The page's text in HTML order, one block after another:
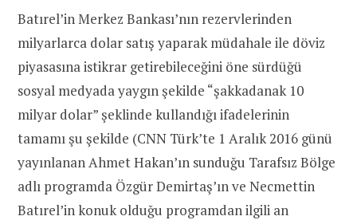
Batırel’in Merkez Bankası’nın rezervlerinden
milyarlarca dolar satış yaparak müdahale ile döviz
piyasasına istikrar getirebileceğini öne sürdüğü
sosyal medyada yaygın şekilde “şakkadanak 10
milyar dolar” şeklinde kullandığı ifadelerinin
tamamı şu şekilde (CNN Türk’te 1 Aralık 2016 günü
yayınlanan Ahmet Hakan’ın sunduğu Tarafsız Bölge
adlı programda Özgür Demirtaş’ın ve Necmettin
Batırel’in konuk olduğu programdan ilgili an